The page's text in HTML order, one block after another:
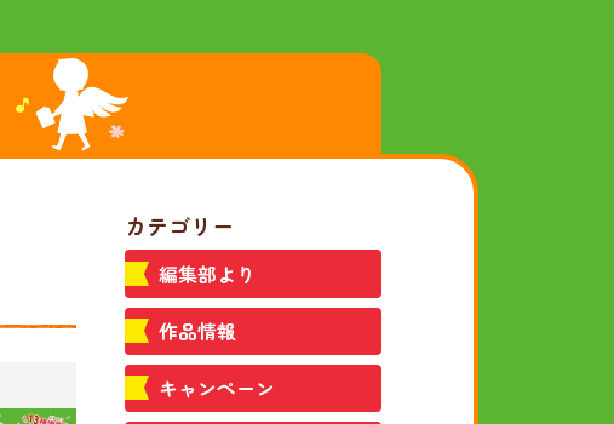
カテゴリー
編集部より
作品情報
キャンペーン